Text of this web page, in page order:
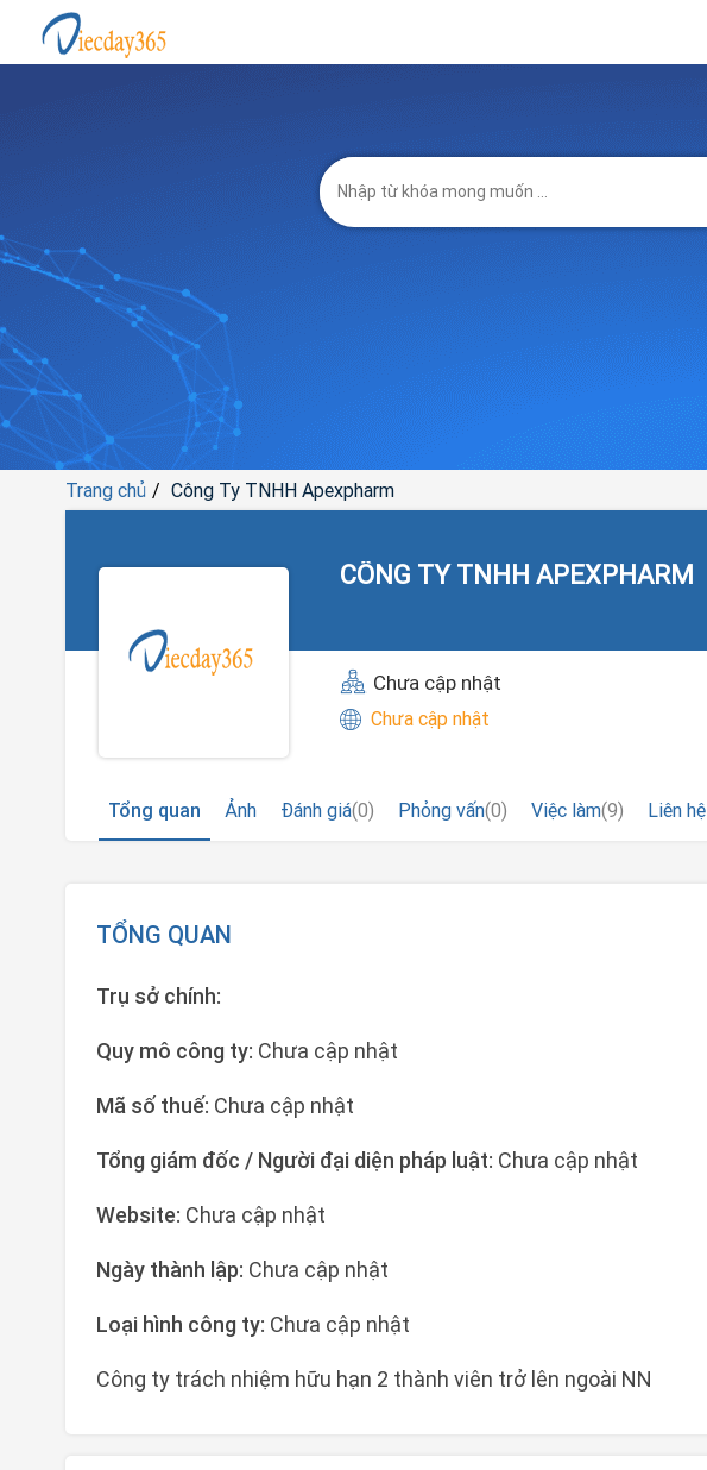
Trang chủ Công Ty TNHH Apexpharm
CÔNG TY TNHH APEXPHARM
Chưa cập nhật
Chưa cập nhật
Tổng quan
Ảnh Đánh giá(0) Phỏng vấn(0) Việc làm(9) Liên hệ
TỔNG QUAN
Trụ sở chính:
Quy mô công ty: Chưa cập nhật
Mã số thuế: Chưa cập nhật
Tổng giám đốc / Người đại diện pháp luật: Chưa cập nhật
Website: Chưa cập nhật
Ngày thành lập: Chưa cập nhật
Loại hình công ty: Chưa cập nhật
Công ty trách nhiệm hữu hạn 2 thành viên trở lên ngoài NN